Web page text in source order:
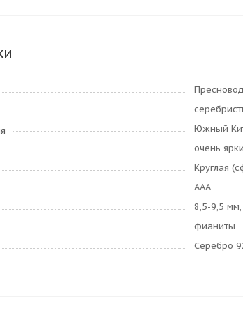
Южный
очень
Круглая
AAA
8,5-9,5
фианиты
Серебро